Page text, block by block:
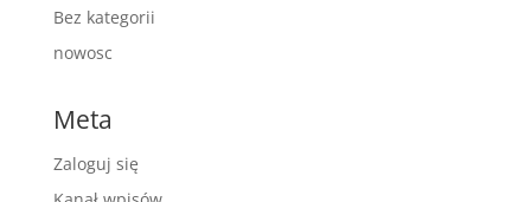
Bez kategorii
nowosc
Meta
Zaloguj się